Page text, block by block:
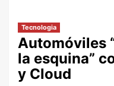
Tecnologia
Automóviles
la esquina”
y Cloud